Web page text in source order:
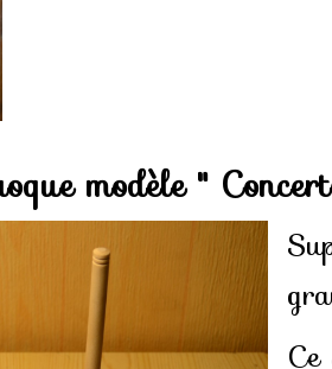
modèle "